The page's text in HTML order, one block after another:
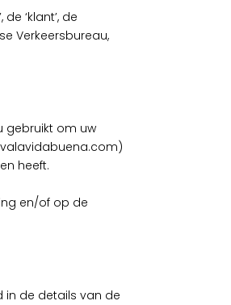
‘klant’, de
Verkeersbureau,
gebruikt om uw
heeft.
en/of op de
in de details van de